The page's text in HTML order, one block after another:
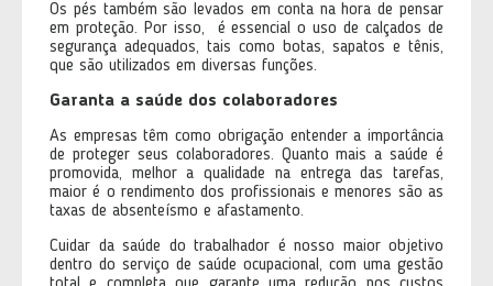
Os pés também são levados em conta na hora de pensar
em proteção. Por isso, é essencial o uso de calçados de
segurança adequados, tais como botas, sapatos e tênis,
que são utilizados em diversas funções.
Garanta a saúde dos colaboradores
As empresas têm como obrigação entender a importância
de proteger seus colaboradores. Quanto mais a saúde é
promovida, melhor a qualidade na entrega das tarefas,
maior é o rendimento dos profissionais e menores são as
taxas de absenteísmo e afastamento.
Cuidar da saúde do trabalhador é nosso maior objetivo
dentro do serviço de saúde ocupacional, com uma gestão